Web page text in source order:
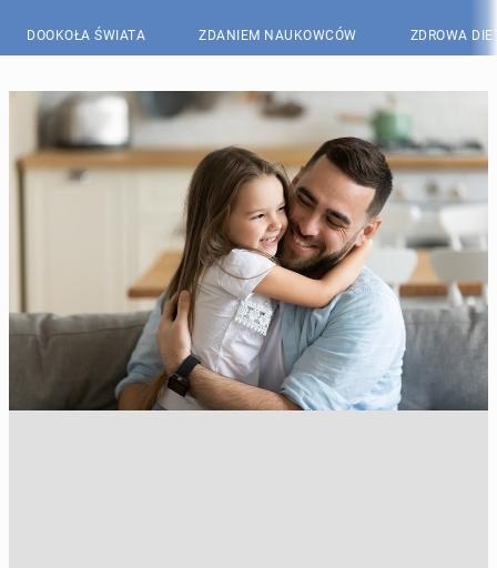
DOOKOŁA ŚWIATA ZDANIEM NAUKOWCÓW ZDROWA